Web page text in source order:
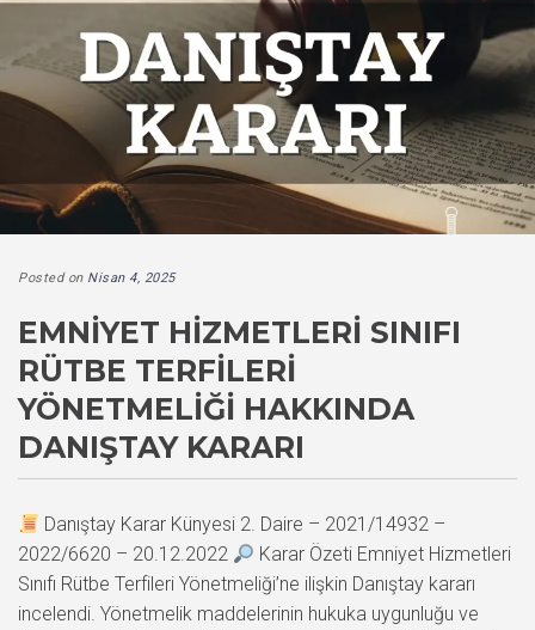
Posted on Nisan 4, 2025
EMNIYET HIZMETLERI SINIFI
RÜTBE TERFILERI
YÖNETMELIĞI HAKKINDA
DANIŞTAY KARARI
Danıştay Karar Künyesi 2. Daire – 2021/14932 –
2022/6620 – 20.12.2022
Karar Özeti Emniyet Hizmetleri
Sınıfı Rütbe Terfileri Yönetmeliği’ne ilişkin Danıştay kararı
incelendi. Yönetmelik maddelerinin hukuka uygunluğu ve